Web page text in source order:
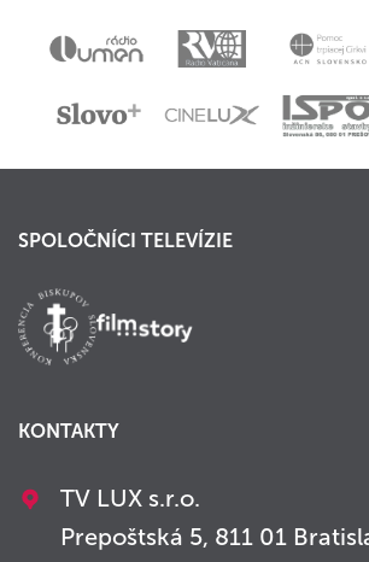
SPOLOČNÍCI TELEVÍZIE
KONTAKTY
TV LUX s.r.o.
Prepoštská 5, 811 01